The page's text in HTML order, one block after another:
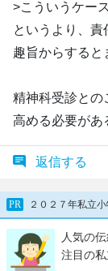
>こういうケー
というより、
趣旨からすると
精神科受診との
高める必要があ
返信する